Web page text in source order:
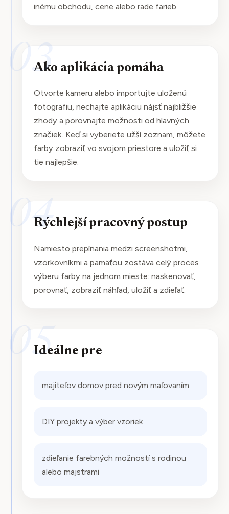
inému obchodu, cene alebo rade farieb.
03
Ako aplikácia pomáha
Otvorte kameru alebo importujte uloženú
fotografiu, nechajte aplikáciu nájsť najbližšie
zhody a porovnajte možnosti od hlavných
značiek. Keď si vyberiete užší zoznam, môžete
farby zobraziť vo svojom priestore a uložiť si
tie najlepšie.
04
Rýchlejší pracovný postup
Namiesto prepínania medzi screenshotmi,
vzorkovníkmi a pamäťou zostáva celý proces
výberu farby na jednom mieste: naskenovať,
porovnať, zobraziť náhľad, uložiť a zdieľať.
05
Ideálne pre
majiteľov domov pred novým maľovaním
DIY projekty a výber vzoriek
zdieľanie farebných možností s rodinou
alebo majstrami